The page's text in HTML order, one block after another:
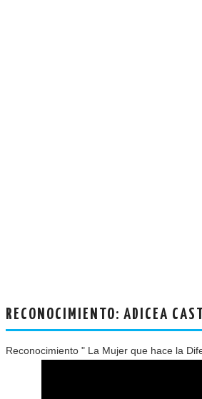
RECONOCIMIENTO: ADICEA
Reconocimiento " La Mujer que hace la